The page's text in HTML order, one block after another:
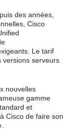
des années,
Cisco
Le tarif
versions serveurs
nouvelles
gamme
et
Cisco de faire son